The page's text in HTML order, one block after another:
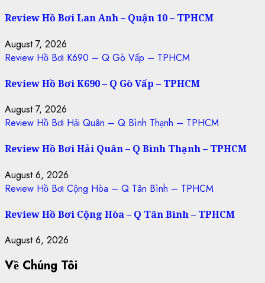
Review Hồ Bơi Lan Anh – Quận 10 – TPHCM
August 7, 2026
Review Hồ Bơi K690 – Q Gò Vấp – TPHCM
Review Hồ Bơi K690 – Q Gò Vấp – TPHCM
August 7, 2026
Review Hồ Bơi Hải Quân – Q Bình Thạnh – TPHCM
Review Hồ Bơi Hải Quân – Q Bình Thạnh – TPHCM
August 6, 2026
Review Hồ Bơi Cộng Hòa – Q Tân Bình – TPHCM
Review Hồ Bơi Cộng Hòa – Q Tân Bình – TPHCM
August 6, 2026
Về Chúng Tôi